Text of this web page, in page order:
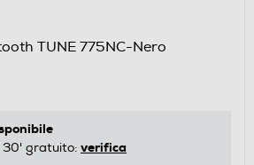
TUNE 775NC-Nero
30' gratuito: verifica